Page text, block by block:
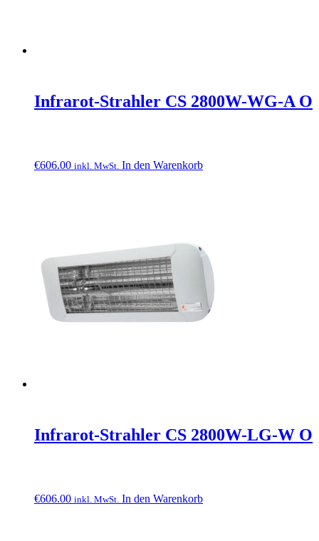
Infrarot-Strahler CS 2800W-WG-A O
€606.00 inkl. MwSt. In den Warenkorb
Infrarot-Strahler CS 2800W-LG-W O
€606.00 inkl. MwSt. In den Warenkorb